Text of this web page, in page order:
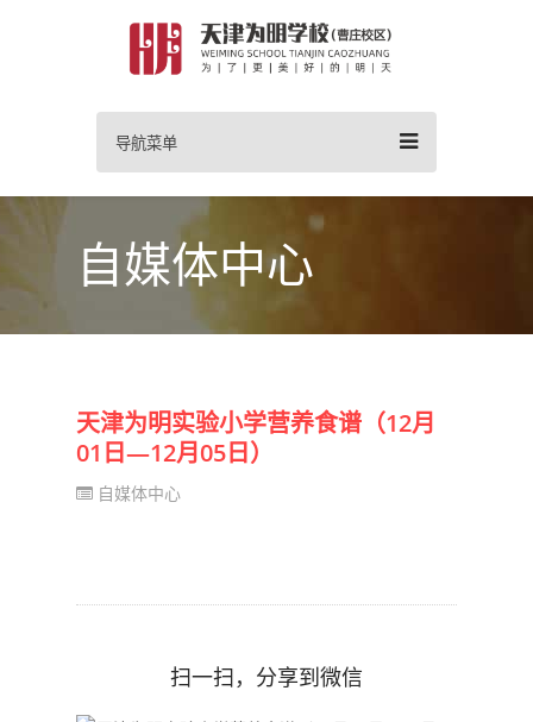
导航菜单
自媒体中心
天津为明实验小学营养食谱（12月
01日—12月05日）
自媒体中心
扫一扫，分享到微信